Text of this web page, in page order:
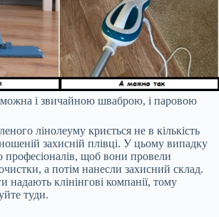
і звичайною шваброю, і паровою
лінолеуму криється не в кількість
захисній плівці. У цьому випадку
професіоналів, щоб вони провели
а потім нанесли захисний склад.
надають клінінгові компанії, тому
туди.